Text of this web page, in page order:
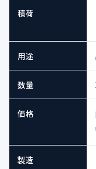
積荷
用途
数量
価格
製造